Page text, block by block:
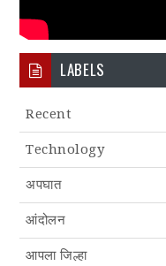
LABELS
Recent
Technology
अपघात
आंदोलन
आपला जिल्हा